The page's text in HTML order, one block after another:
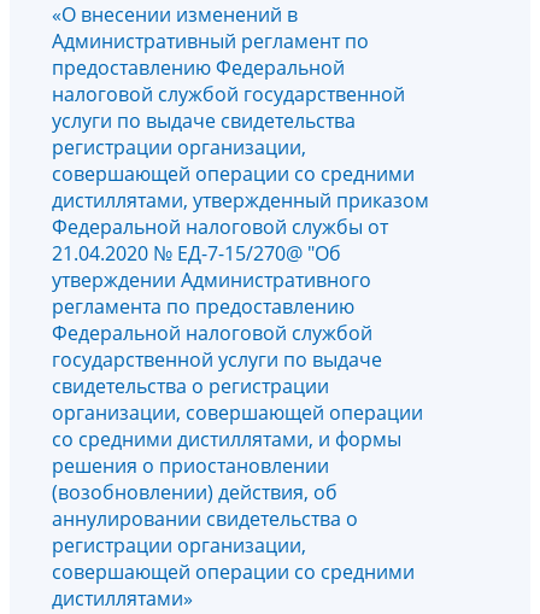
«О внесении изменений в
Административный регламент по
предоставлению Федеральной
налоговой службой государственной
услуги по выдаче свидетельства
регистрации организации,
совершающей операции со средними
дистиллятами, утвержденный приказом
Федеральной налоговой службы от
21.04.2020 № ЕД-7-15/270@ "Об
утверждении Административного
регламента по предоставлению
Федеральной налоговой службой
государственной услуги по выдаче
свидетельства о регистрации
организации, совершающей операции
со средними дистиллятами, и формы
решения о приостановлении
(возобновлении) действия, об
аннулировании свидетельства о
регистрации организации,
совершающей операции со средними
дистиллятами»